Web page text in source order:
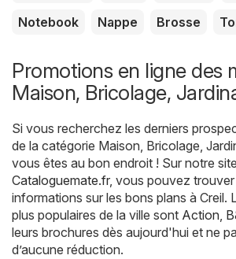
Notebook
Nappe Brosse
Promotions en ligne des
Maison, Bricolage,
Si vous recherchez les derniers
de la catégorie Maison, Bricolage,
vous êtes au bon endroit ! Sur notre
Cataloguemate.fr, vous pouvez
informations sur les bons plans à Creil.
plus populaires de la ville sont Action,
leurs brochures dès aujourd'hui et ne
d’aucune réduction.